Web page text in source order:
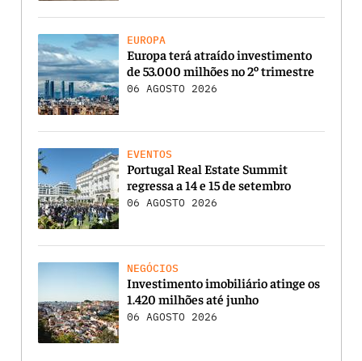
EUROPA
Europa terá atraído investimento
de 53.000 milhões no 2º trimestre
06 AGOSTO 2026
EVENTOS
Portugal Real Estate Summit
regressa a 14 e 15 de setembro
06 AGOSTO 2026
NEGÓCIOS
Investimento imobiliário atinge os
1.420 milhões até junho
06 AGOSTO 2026